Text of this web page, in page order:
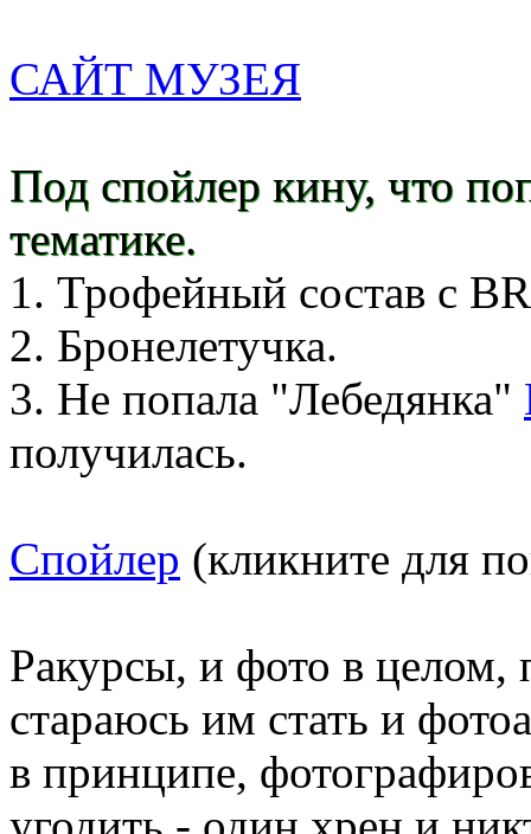
САЙТ МУЗЕЯ
Под спойлер кину, что
тематике.
1. Трофейный состав с
2. Бронелетучка.
3. Не попала "Лебедянка"
получилась.
Спойлер (кликните для
Ракурсы, и фото в целом,
стараюсь им стать и
в принципе,